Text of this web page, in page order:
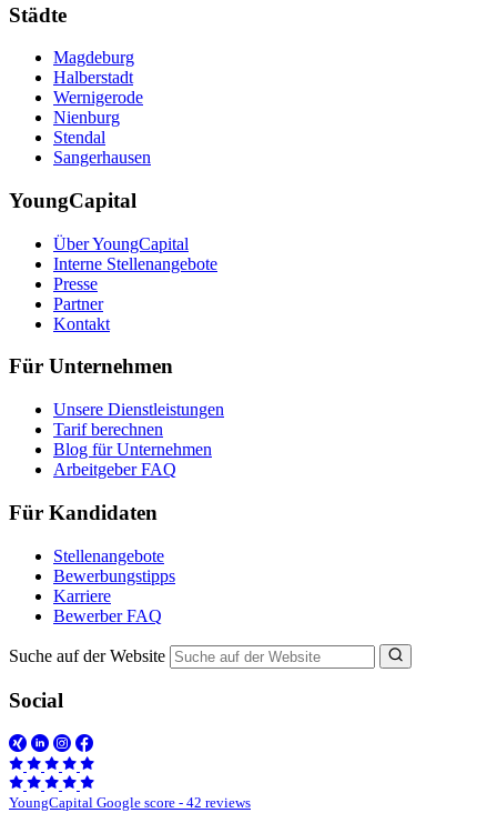
Städte
Magdeburg
Halberstadt
Wernigerode
Nienburg
Stendal
Sangerhausen
YoungCapital
Über YoungCapital
Interne Stellenangebote
Presse
Partner
Kontakt
Für Unternehmen
Unsere Dienstleistungen
Tarif berechnen
Blog für Unternehmen
Arbeitgeber FAQ
Für Kandidaten
Stellenangebote
Bewerbungstipps
Karriere
Bewerber FAQ
Suche auf der Website
Social
YoungCapital Google score - 42 reviews